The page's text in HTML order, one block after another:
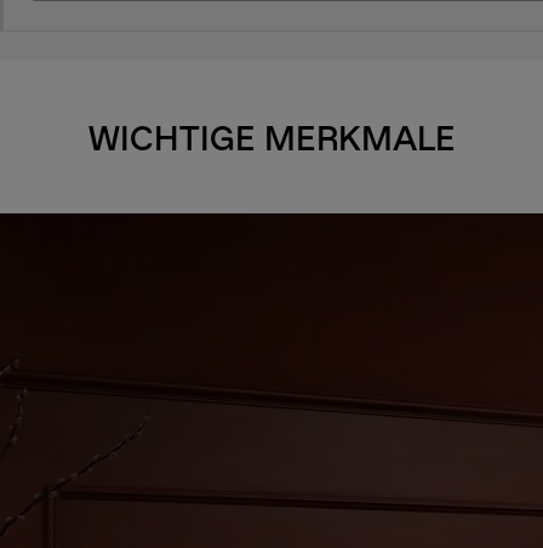
WICHTIGE MERKMALE